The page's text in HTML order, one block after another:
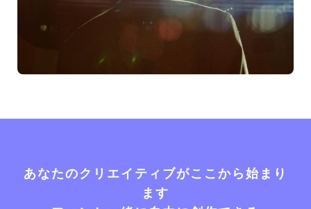
あなたのクリエイティブがここから始まり
ます